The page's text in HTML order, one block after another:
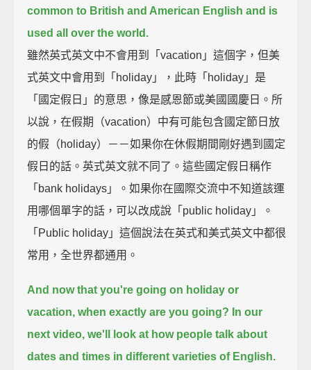
common to British and American English and is
used all over the world.
雖然英式英文中不會用到「vacation」這個字，但美
式英文中會用到「holiday」，此時「holiday」是
「國定假日」的意思，像是感恩節或美國國慶日。所
以說，在假期（vacation）中有可能包含國定節日放
的假（holiday）－－如果你在休假期間剛好遇到國定
假日的話。英式英文就不同了。這些國定假日稱作
「bank holidays」。如果你在國際交流中不知道該運
用哪個單字的話，可以改成說「public holiday」。
「Public holiday」這個說法在英式和美式英文中都很
常用，全世界都通用。
And now that you're going on holiday or
vacation, when exactly are you going? In our
next video, we'll look at how people talk about
dates and times in different varieties of English.